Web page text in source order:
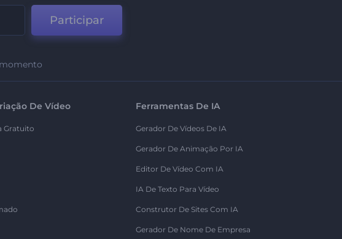
Participar
De Vídeo
Gratuito
Ferramentas De IA
Gerador De Vídeos De IA
Gerador De Animação Por IA
Editor De Vídeo Com IA
IA De Texto Para Vídeo
Construtor De Sites Com IA
Gerador De Nome De Empresa